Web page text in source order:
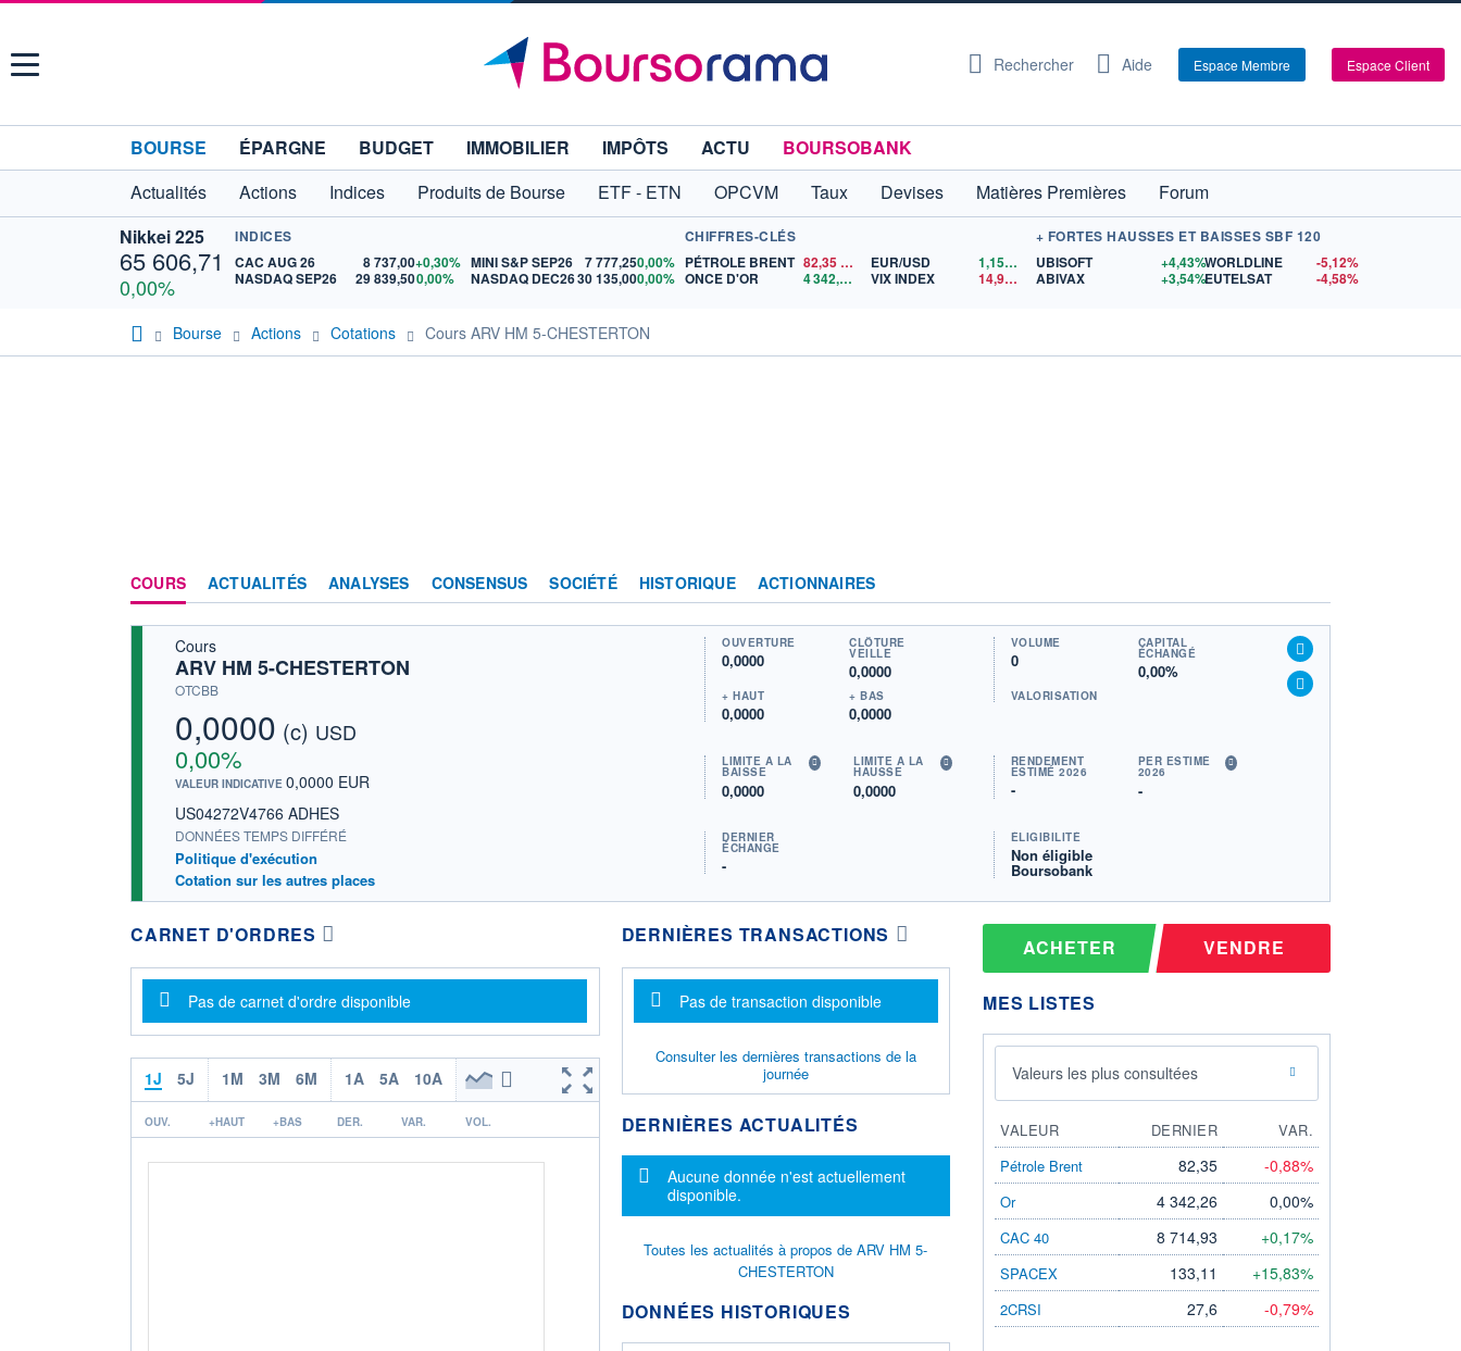
Menu Rechercher Aide Espace Membre Espace Client
BOURSE ÉPARGNE BUDGET IMMOBILIER IMPÔTS ACTU
BOURSOBANK
Actualités
Actions Indices Produits de Bourse ETF - ETN OPCVM Taux Devises Matières Premières
Forum
Nikkei 225
65 606,71
0,00%
INDICES
CAC AUG 26
8 737,00+0,30%
NASDAQ SEP26
29 839,500,00%
MINI S&P SEP26 7 777,250,00%
NASDAQ DEC2630 135,000,00%
CHIFFRES-CLÉS
PÉTROLE BRENT 82,35
ONCE D'OR
4 342,26 $US
EUR/USD 1,1559
$US
VIX INDEX
14,90$US
+ FORTES HAUSSES ET BAISSES SBF 120
UBISOFT
+4,43%
ABIVAX
+3,54%
WORLDLINE
-5,12%
EUTELSAT
-4,58%
Bourse Actions Cotations Cours ARV HM 5-CHESTERTON
COURS ACTUALITÉS ANALYSES CONSENSUS SOCIÉTÉ HISTORIQUE ACTIONNAIRES
Cours
ARV HM 5-CHESTERTON
OTCBB
0,0000 (c) USD
0,00%
VALEUR INDICATIVE 0,0000 EUR
US04272V4766 ADHES
DONNÉES TEMPS DIFFÉRÉ
Politique d'exécution
Cotation sur les autres places
OUVERTURE
0,0000
CLÔTURE
VEILLE
0,0000
+ HAUT
0,0000
+ BAS
0,0000
VOLUME
0
CAPITAL
ÉCHANGÉ
0,00%
VALORISATION
LIMITE À LA
BAISSE
0,0000
LIMITE À LA
HAUSSE
0,0000
RENDEMENT
ESTIMÉ 2026
-
PER ESTIMÉ
2026
-
DERNIER
ÉCHANGE
-
ÉLIGIBILITÉ
Non éligible
Boursobank
CARNET D'ORDRES
Message d'information
Pas de carnet d'ordre disponible
1J 5J 1M 3M 6M 1A 5A 10A
OUV. +HAUT +BAS DER. VAR. VOL.
DERNIÈRES TRANSACTIONS
Message d'information
Pas de transaction disponible
Consulter les dernières transactions de la
journée
DERNIÈRES ACTUALITÉS
Message d'information
Aucune donnée n'est actuellement
disponible.
Toutes les actualités à propos de ARV HM 5-
CHESTERTON
DONNÉES HISTORIQUES
ACHETER VENDRE
MES LISTES
Valeurs les plus consultées
VALEUR DERNIER
VAR.
Pétrole Brent
82,35 -0,88%
Or 4 342,26 0,00%
CAC 40 8 714,93 +0,17%
SPACEX 133,11 +15,83%
2CRSI 27,6 -0,79%